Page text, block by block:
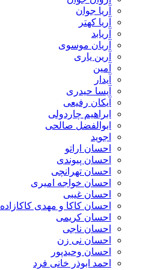
آریا جوان
آریا کهتر
آریابد
آریان موسوی
آرین یاری
آمین
آیدار
آیسا حیدری
آیکان رفیعی
ابراهیم چاردولی
ابوالفضل صالحی
اجوید
احسان اراتو
احسان پیوندی
احسان تهرانچی
احسان خواجه امیری
احسان غیبی
احسان کاکا و مهدی کاکازاده
احسان کریمی
احسان ناجی
احسان نی زن
احسان وحیدپور
احمد ابوذر خانی فرد